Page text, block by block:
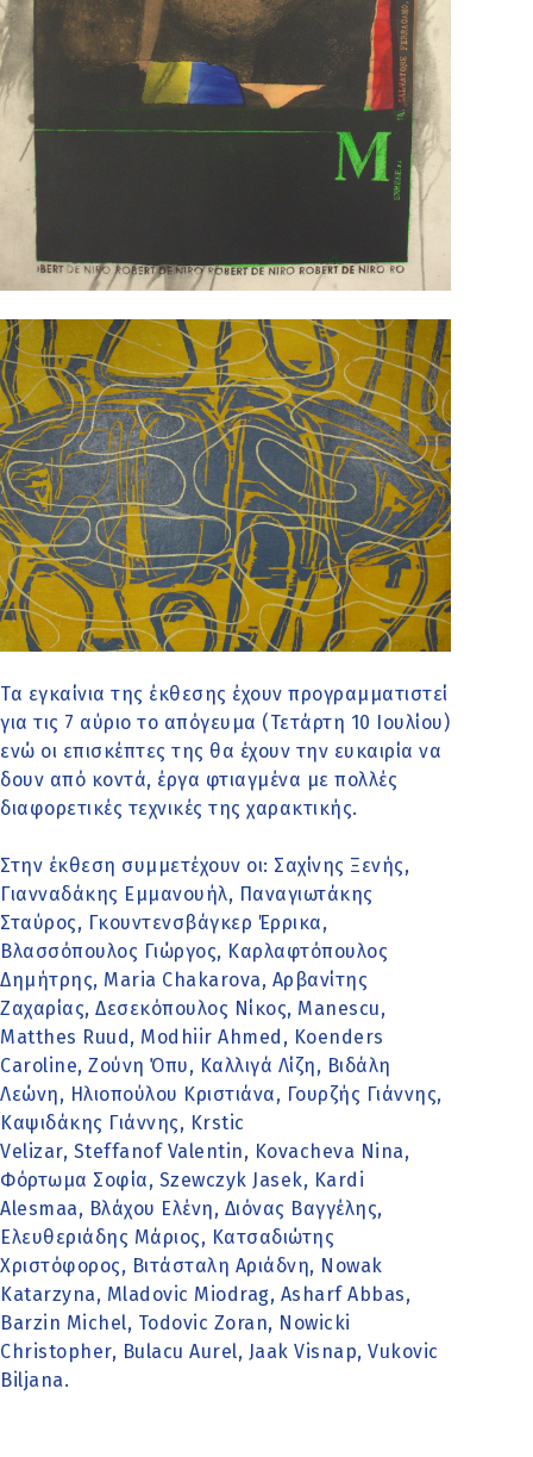
Τα εγκαίνια της έκθεσης έχουν προγραμματιστεί
για τις 7 αύριο το απόγευμα (Τετάρτη 10 Ιουλίου)
ενώ οι επισκέπτες της θα έχουν την ευκαιρία να
δουν από κοντά, έργα φτιαγμένα με πολλές
διαφορετικές τεχνικές της χαρακτικής.
Στην έκθεση συμμετέχουν οι: Σαχίνης Ξενής,
Γιανναδάκης Εμμανουήλ, Παναγιωτάκης
Σταύρος, Γκουντενσβάγκερ Έρρικα,
Βλασσόπουλος Γιώργος, Καρλαφτόπουλος
Δημήτρης, Maria Chakarova, Αρβανίτης
Ζαχαρίας, Δεσεκόπουλος Νίκος, Manescu,
Matthes Ruud, Modhiir Ahmed, Koenders
Caroline, Ζούνη Όπυ, Καλλιγά Λίζη, Βιδάλη
Λεώνη, Ηλιοπούλου Κριστιάνα, Γουρζής Γιάννης,
Καψιδάκης Γιάννης, Krstic
Velizar, Steffanof Valentin, Kovacheva Nina,
Φόρτωμα Σοφία, Szewczyk Jasek, Kardi
Alesmaa, Βλάχου Ελένη, Διόνας Βαγγέλης,
Ελευθεριάδης Μάριος, Κατσαδιώτης
Χριστόφορος, Βιτάσταλη Αριάδνη, Nowak
Katarzyna, Mladovic Miodrag, Asharf Abbas,
Barzin Michel, Todovic Zoran, Nowicki
Christopher, Bulacu Aurel, Jaak Visnap, Vukovic
Biljana.